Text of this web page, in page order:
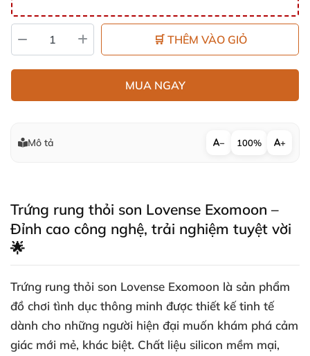
🛒 THÊM VÀO GIỎ
MUA NGAY
Mô tả − 100% +
Trứng rung thỏi son Lovense Exomoon –
Đỉnh cao công nghệ, trải nghiệm tuyệt vời
🌟
Trứng rung thỏi son Lovense Exomoon là sản phẩm
đồ chơi tình dục thông minh được thiết kế tinh tế
dành cho những người hiện đại muốn khám phá cảm
giác mới mẻ, khác biệt. Chất liệu silicon mềm mại,